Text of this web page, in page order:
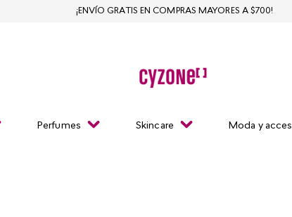
Perfumes Skincare Moda y
¡ENVÍO GRATIS EN COMPRAS MAYORES A $700!